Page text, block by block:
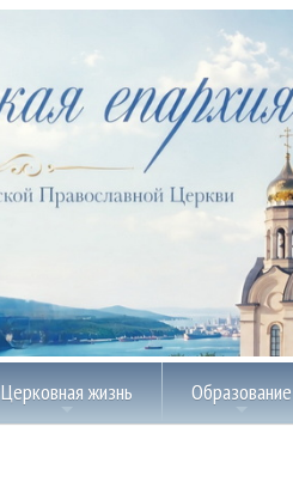
Церковная жизнь Образование